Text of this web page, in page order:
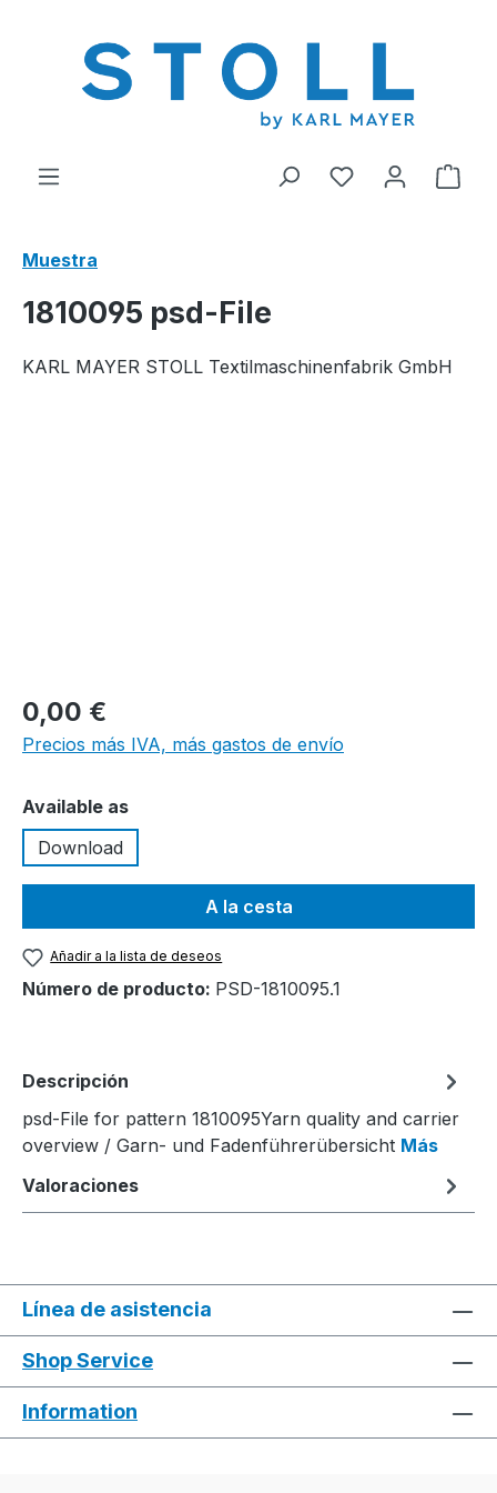
Tienes 0 El
Muestra
1810095 psd-File
KARL MAYER STOLL Textilmaschinenfabrik GmbH
0,00 €
Precios más IVA, más gastos de envío
Seleccione
Available as
Download
A la cesta
Añadir a la lista de deseos
Número de producto: PSD-1810095.1
Descripción
psd-File for pattern 1810095Yarn quality and carrier
overview / Garn- und Fadenführerübersicht Más
Valoraciones
Línea de asistencia
Shop Service
Information